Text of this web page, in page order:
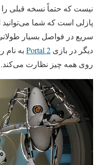
نیست که حتماً نسخه قبلی را
پازلی است که شما می‌توانید
سریع در فواصل بسیار
دیگر در بازی Portal 2
روی همه چیز نظارت می‌کند.